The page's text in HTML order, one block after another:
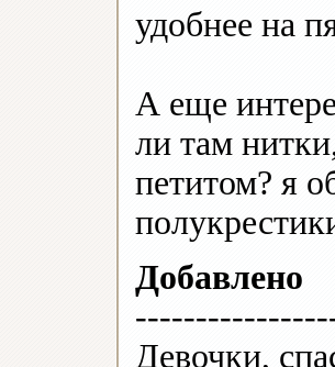
удобнее на
А еще
ли там
петитом? я
Добавлено
Девочки,